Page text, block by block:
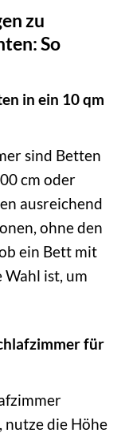
zu
So
in ein 10 qm
sind Betten
cm oder
ausreichend
ohne den
ein Bett mit
ist, um
für
nutze die Höhe